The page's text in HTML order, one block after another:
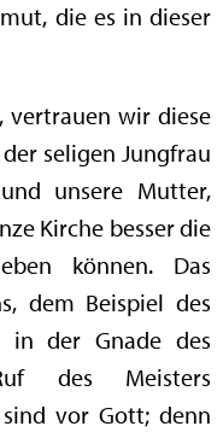
die es in dieser
vertrauen wir diese
seligen Jungfrau
unsere Mutter,
Kirche besser die
können. Das
dem Beispiel des
in der Gnade des
des Meisters
vor Gott; denn